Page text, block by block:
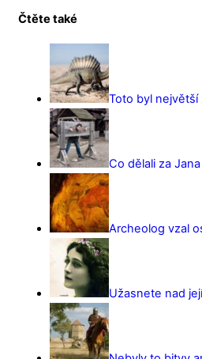
Čtěte také
Toto byl největší
Co dělali za
Archeolog vzal
Užasnete nad